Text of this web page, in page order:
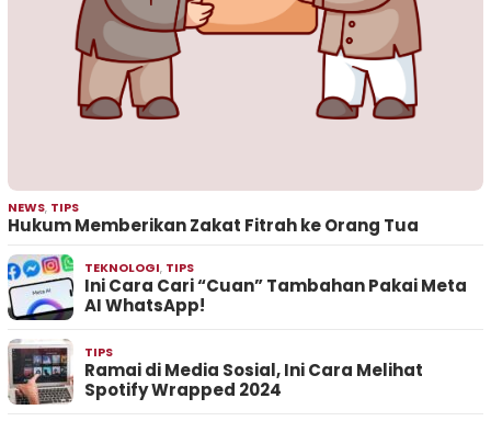
NEWS, TIPS
Hukum Memberikan Zakat Fitrah ke Orang Tua
TEKNOLOGI, TIPS
Ini Cara Cari “Cuan” Tambahan Pakai Meta
AI WhatsApp!
TIPS
Ramai di Media Sosial, Ini Cara Melihat
Spotify Wrapped 2024